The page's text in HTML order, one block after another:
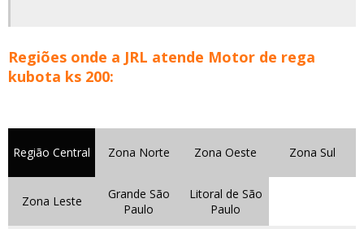
Regiões onde a JRL atende Motor de rega
kubota ks 200:
Região Central Zona Norte Zona Oeste Zona Sul
Zona Leste
Grande São
Paulo
Litoral de São
Paulo